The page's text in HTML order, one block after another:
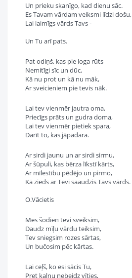
Un prieku skanīgo, kad dienu sāc.
Es Tavam vārdam veiksmi līdzi došu,
Lai laimīgs vārds Tavs -
Un Tu arī pats.
Pat odiņš, kas pie loga rūts
Nemitīgi sīc un dūc,
Kā nu prot un kā nu māk,
Ar sveicieniem pie tevis nāk.
Lai tev vienmēr jautra oma,
Priecīgs prāts un gudra doma,
Lai tev vienmēr pietiek spara,
Darīt to, kas jāpadara.
Ar sirdi jaunu un ar sirdi sirmu,
Ar šūpuli, kas bērza līkstī kārts,
Ar mīlestību pēdējo un pirmo,
Kā zieds ar Tevi saaudzis Tavs vārds.
O.Vācietis
Mēs šodien tevi sveiksim,
Daudz mīļu vārdu teiksim,
Tev sniegsim rozes sārtas,
Un bučosim pēc kārtas.
Lai ceļš, ko esi sācis Tu,
Pret kalnu nebeidz vīties,